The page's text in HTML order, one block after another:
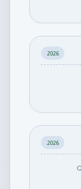
2026
2026